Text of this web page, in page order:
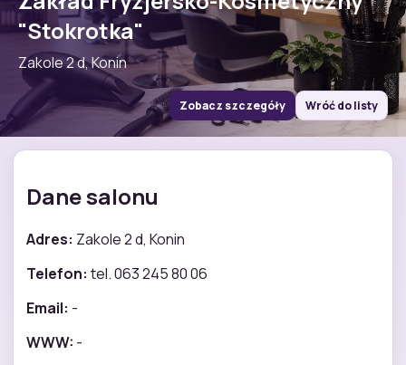
"Stokrotka"
Zakole 2 d, Konin
Zobacz szczegóły Wróć do listy
Dane salonu
Adres: Zakole 2 d, Konin
Telefon: tel. 063 245 80 06
Email: -
WWW: -